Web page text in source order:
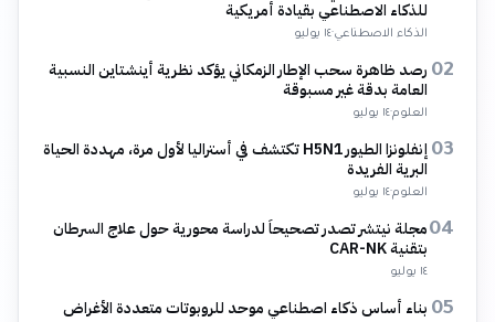
للذكاء الاصطناعي بقيادة أمريكية
الذكاء الاصطناعي·١٤ يوليو
02 رصد ظاهرة سحب الإطار الزمكاني يؤكد نظرية أينشتاين النسبية
العامة بدقة غير مسبوقة
العلوم·١٤ يوليو
03
إنفلونزا الطيور H5N1 تكتشف في أستراليا لأول مرة، مهددة الحياة
البرية الفريدة
العلوم·١٤ يوليو
04مجلة نيتشر تصدر تصحيحاً لدراسة محورية حول علاج السرطان
بتقنية CAR-NK
١٤ يوليو
05 بناء أساس ذكاء اصطناعي موحد للروبوتات متعددة الأغراض